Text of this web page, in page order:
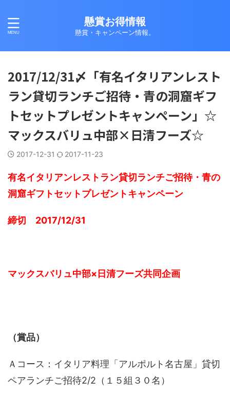
懸賞お得情報
懸賞・キャンペーン情報。
2017/12/31〆「有名イタリアンレスト
ラン貸切ランチご招待・青の洞窟ギフ
トセットプレゼントキャンペーン」☆
マックスバリュ中部×日清フーズ☆
2017-12-31 2017-11-23
有名イタリアンレストラン貸切ランチご招待・青の
洞窟ギフトセットプレゼントキャンペーン
締切 2017/12/31
マックスバリュ中部×日清フーズ共同企画
（賞品）
Ａコース：イタリア料理「アルポルト名古屋」貸切
ペアランチご招待2/2（１５組３０名）